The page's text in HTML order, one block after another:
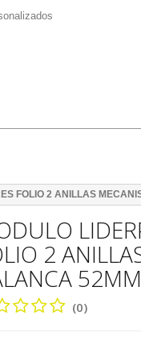
FOLIO 2 ANILLAS
2
(0)